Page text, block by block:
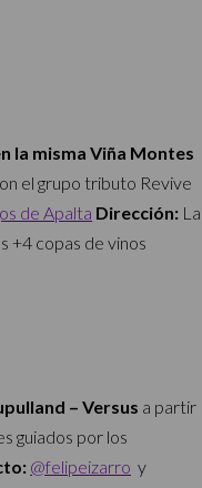
la misma Viña Montes
el grupo tributo Revive
de Apalta Dirección: La
+4 copas de vinos
– Versus a partir
guiados por los
@felipeizarro y